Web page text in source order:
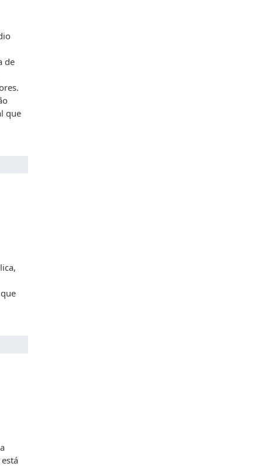
de
que